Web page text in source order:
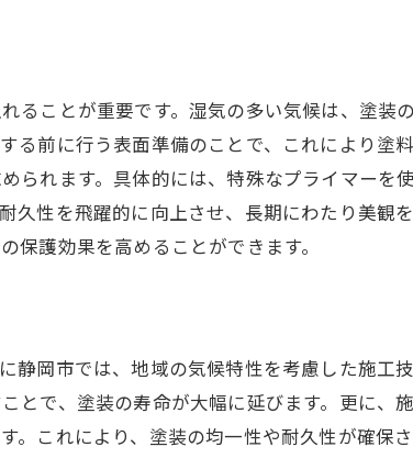
着型塗装を選ぶ際の成功事例とその秘訣
域の声を活かした塗装計画
元企業の強みを活かす塗装選び
民参加型プロジェクトのメリット
功事例に見る地域特有の工夫
の塗装事例に見る美観と耐久性の両立
持ちする美観を維持する方法
例に基づくデザイン性の高い塗装
ることが重要です。湿気の多い気候は、塗装
る前に行う表面準備のことで、これにより塗
られます。具体的には、特殊なプライマーを
久性を飛躍的に向上させ、長期にわたり美観
保護効果を高めることができます。
静岡市では、地域の気候特性を考慮した施工
とで、塗装の寿命が大幅に延びます。更に、
。これにより、塗装の均一性や耐久性が確保